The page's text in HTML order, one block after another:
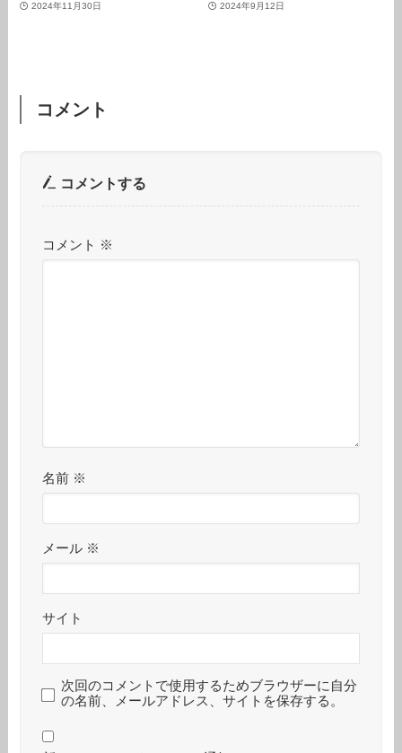
2024年11月30日 2024年9月12日
コメント
コメントする
コメント ※
名前 ※
メール ※
サイト
次回のコメントで使用するためブラウザーに自分
の名前、メールアドレス、サイトを保存する。